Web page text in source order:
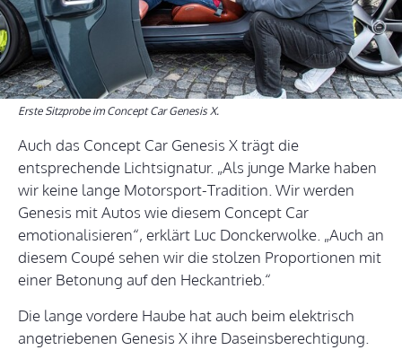
Erste Sitzprobe im Concept Car Genesis X.
Auch das Concept Car Genesis X trägt die
entsprechende Lichtsignatur. „Als junge Marke haben
wir keine lange Motorsport-Tradition. Wir werden
Genesis mit Autos wie diesem Concept Car
emotionalisieren“, erklärt Luc Donckerwolke. „Auch an
diesem Coupé sehen wir die stolzen Proportionen mit
einer Betonung auf den Heckantrieb.“
Die lange vordere Haube hat auch beim elektrisch
angetriebenen Genesis X ihre Daseinsberechtigung.